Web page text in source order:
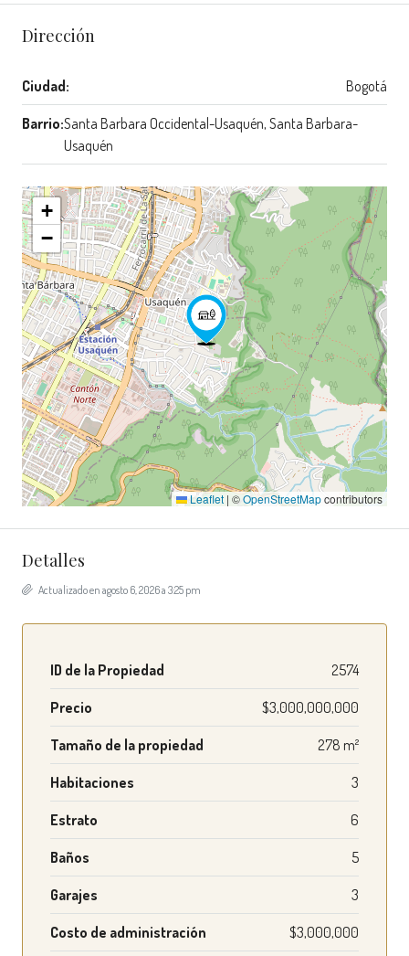
Dirección
Ciudad: Bogotá
Barrio:Santa Barbara Occidental-Usaquén, Santa Barbara-
Usaquén
+
−
Leaflet | ©OpenStreetMapcontributors
Detalles
Actualizado en agosto 6, 2026 a 3:25 pm
ID de la Propiedad 2574
Precio $3,000,000,000
Tamaño de la propiedad 278 m²
Habitaciones 3
Estrato 6
Baños 5
Garajes 3
Costo de administración $3,000,000